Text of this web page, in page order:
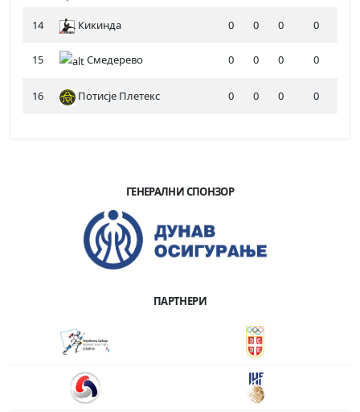
14 Кикинда 0 0 0 0
15 Смедерево 0 0 0 0
16 Потисје Плетекс 0 0 0 0
ГЕНЕРАЛНИ СПОНЗОР
ПАРТНЕРИ